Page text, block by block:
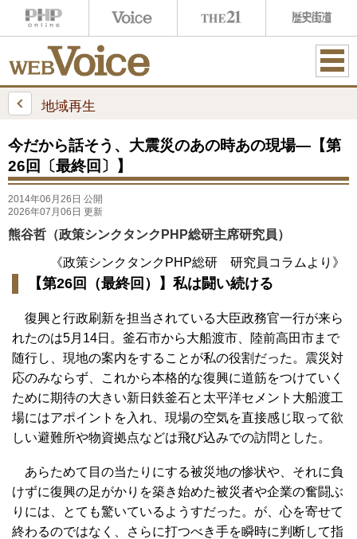
ME
地域再生
今だから話そう、大震災のあの時あの現場―【第
26回〔最終回〕】
2014年06月26日 公開
2026年07月06日 更新
熊谷哲（政策シンクタンクPHP総研主席研究員）
《政策シンクタンクPHP総研 研究員コラムより》
【第26回（最終回）】私は闘い続ける
復興と行政刷新を担当されている大臣政務官一行が来ら
れたのは5月14日。釜石市から大船渡市、陸前高田市まで
随行し、現地の案内をすることが私の役割だった。震災対
応のみならず、これから本格的な復興に道筋をつけていく
ために期待の大きい新日鉄釜石と太平洋セメント大船渡工
場にはアポイントを入れ、現場の空気を直接感じ取って欲
しい避難所や物資拠点などは飛び込みでの訪問とした。
あらためて目の当たりにする被災地の惨状や、それに負
けずに復興の足がかりを築き始めた被災者や企業の奮闘ぶ
りには、とても驚いているようすだった。が、心を寄せて
終わるのではなく、さらに打つべき手を瞬時に判断して指